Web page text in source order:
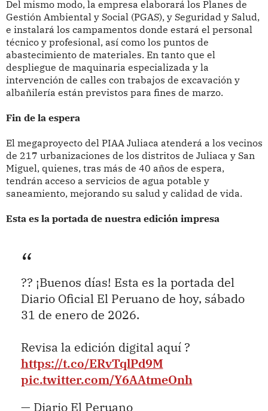
Del mismo modo, la empresa elaborará los Planes de
Gestión Ambiental y Social (PGAS), y Seguridad y Salud,
e instalará los campamentos donde estará el personal
técnico y profesional, así como los puntos de
abastecimiento de materiales. En tanto que el
despliegue de maquinaria especializada y la
intervención de calles con trabajos de excavación y
albañilería están previstos para fines de marzo.
Fin de la espera
El megaproyecto del PIAA Juliaca atenderá a los vecinos
de 217 urbanizaciones de los distritos de Juliaca y San
Miguel, quienes, tras más de 40 años de espera,
tendrán acceso a servicios de agua potable y
saneamiento, mejorando su salud y calidad de vida.
Esta es la portada de nuestra edición impresa
?? ¡Buenos días! Esta es la portada del
Diario Oficial El Peruano de hoy, sábado
31 de enero de 2026.
Revisa la edición digital aquí ?
https://t.co/ERvTqlPd9M
pic.twitter.com/Y6AAtmeOnh
— Diario El Peruano